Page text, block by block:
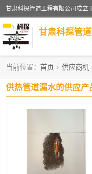
甘肃科探管
当前位置： 首页 > 供应商机
供热管道漏水的供应产
管道安装维修
漏水检查维修
供热管道漏水
自来水管漏水